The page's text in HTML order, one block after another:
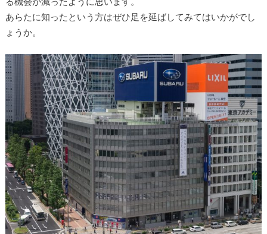
あらたに知ったという方はぜひ足を延ばしてみてはいかがでし
ょうか。